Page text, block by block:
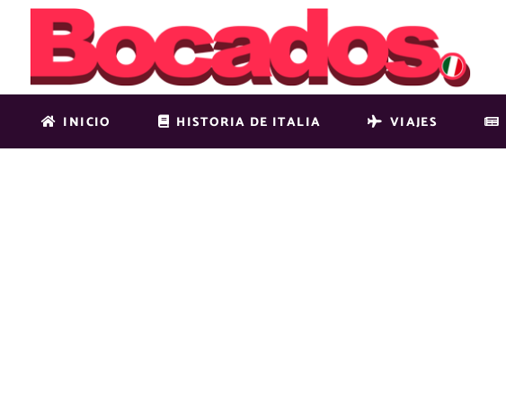
INICIO HISTORIA DE ITALIA VIAJES